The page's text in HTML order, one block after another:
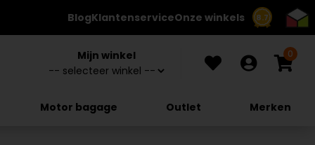
8.7
BlogKlantenserviceOnze winkels
Mijn winkel 0
Motor bagage Outlet Merken